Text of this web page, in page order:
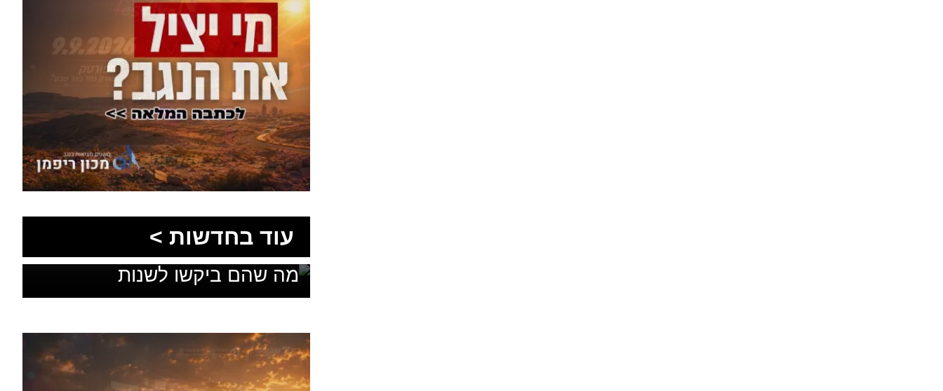
עוד בחדשות >
1,600 מתושבי עומר השתתפו
בגיבוש תוכנית האב לחינוך: זה
מה שהם ביקשו לשנות